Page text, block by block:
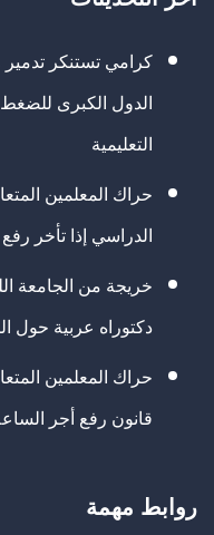
كرامي تستنكر تدمير
الدول الكبرى
التعليمية
حراك المعلمين
الدراسي إذا تأخر
خريجة من الجامعة
دكتوراه عربية حول
حراك المعلمين
قانون رفع أجر
روابط مهمة